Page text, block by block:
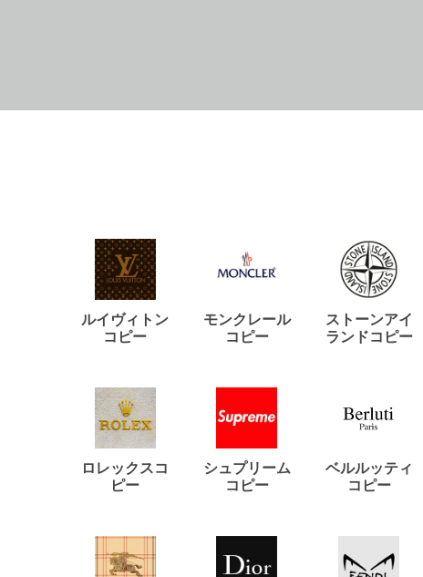
ルイヴィトン
コピー
モンクレール
コピー
ストーンアイ
ランドコピー
ロレックスコ
ピー
シュプリーム
コピー
ベルルッティ
コピー